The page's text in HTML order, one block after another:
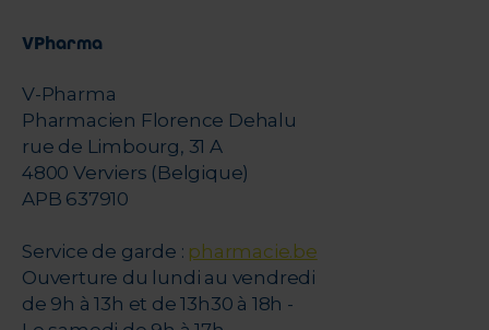
VPharma
V-Pharma
Pharmacien Florence Dehalu
rue de Limbourg, 31 A
4800 Verviers (Belgique)
APB 637910
Service de garde : pharmacie.be
Ouverture du lundi au vendredi
de 9h à 13h et de 13h30 à 18h -